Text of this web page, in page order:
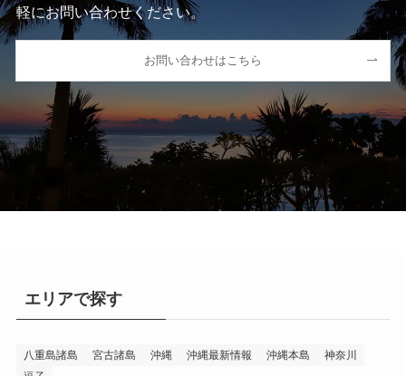
軽にお問い合わせください。
お問い合わせはこちら
エリアで探す
八重島諸島 宮古諸島 沖縄 沖縄最新情報 沖縄本島
神奈川